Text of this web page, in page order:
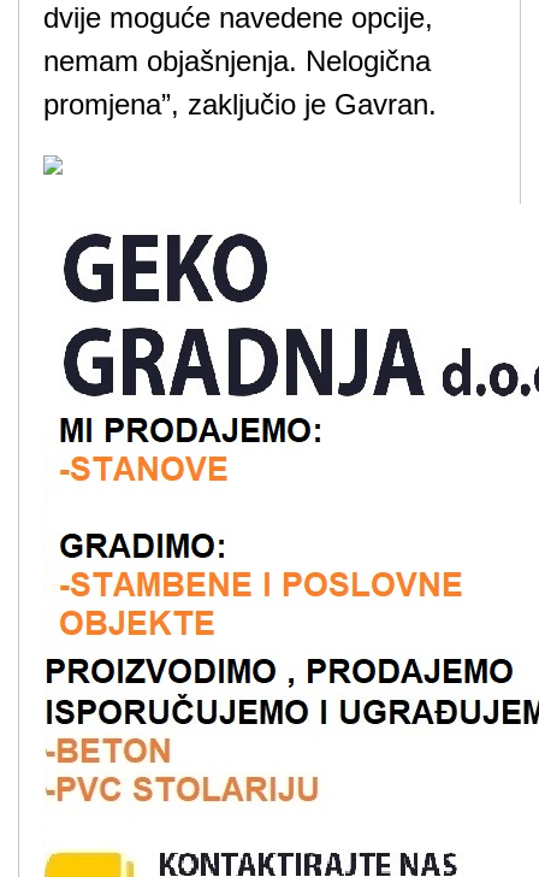
dvije moguće navedene opcije,
nemam objašnjenja. Nelogična
promjena”, zaključio je Gavran.